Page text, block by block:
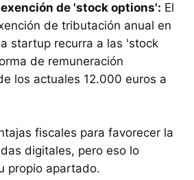
de 'stock options': El
de tributación anual en
startup recurra a las 'stock
de remuneración
los actuales 12.000 euros a
fiscales para favorecer la
digitales, pero eso lo
propio apartado.